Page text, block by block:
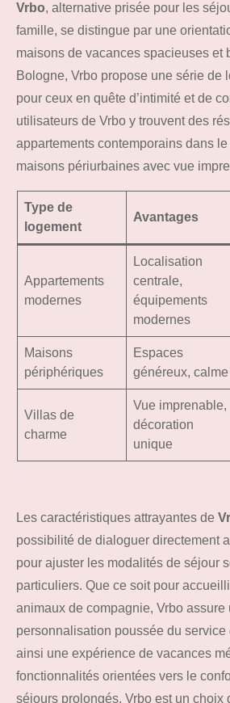
Vrbo, alternative prisée pour les
famille, se distingue par une
maisons de vacances spacieuses et
Bologne, Vrbo propose une série de
pour ceux en quête d’intimité et de
utilisateurs de Vrbo y trouvent des
appartements contemporains dans
maisons périurbaines avec vue
Type de
logement
Avantages
Appartements
modernes
Localisation
centrale,
équipements
modernes
Maisons
périphériques
Espaces
généreux, calme
Villas de
charme
Vue imprenable,
décoration
unique
Les caractéristiques attrayantes de
possibilité de dialoguer directement
pour ajuster les modalités de séjour
particuliers. Que ce soit pour
animaux de compagnie, Vrbo assure
personnalisation poussée du
ainsi une expérience de vacances
fonctionnalités orientées vers le
séjours prolongés, Vrbo est un choix